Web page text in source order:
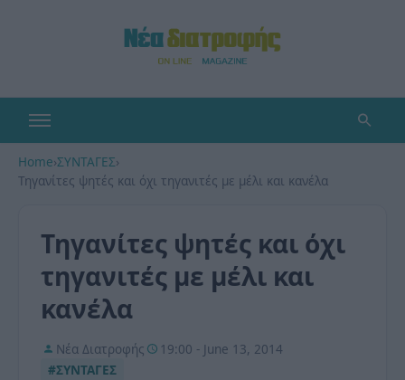
Home›ΣΥΝΤΑΓΕΣ›
Τηγανίτες ψητές και όχι τηγανιτές με μέλι και κανέλα
Τηγανίτες ψητές και όχι
τηγανιτές με μέλι και
κανέλα
Νέα Διατροφής
19:00 - June 13, 2014
#ΣΥΝΤΑΓΕΣ